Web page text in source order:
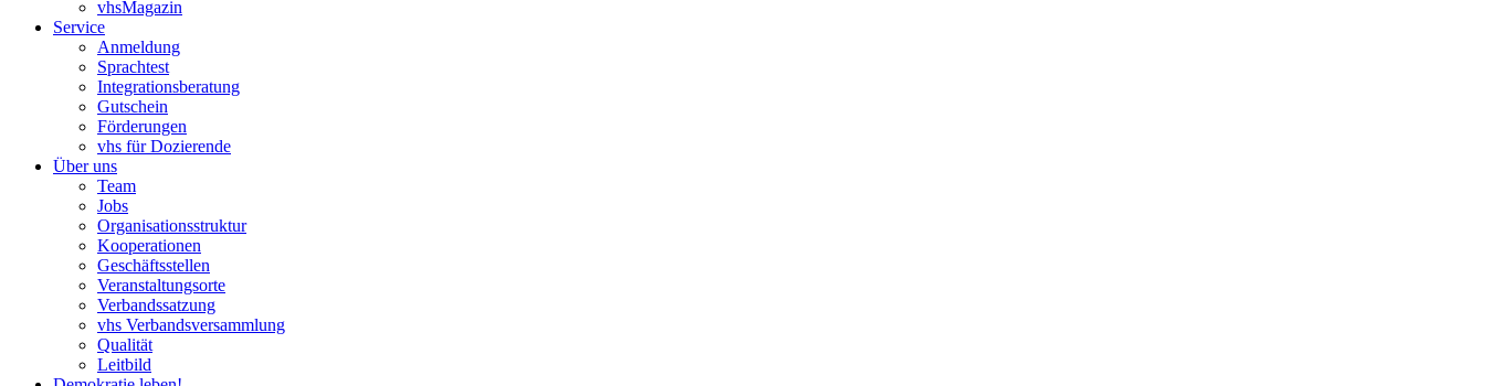
vhsMagazin
Service
Anmeldung
Sprachtest
Integrationsberatung
Gutschein
Förderungen
vhs für Dozierende
Über uns
Team
Jobs
Organisationsstruktur
Kooperationen
Geschäftsstellen
Veranstaltungsorte
Verbandssatzung
vhs Verbandsversammlung
Qualität
Leitbild